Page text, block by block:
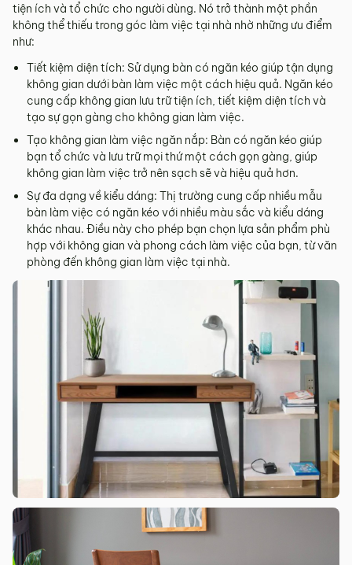
tiện ích và tổ chức cho người dùng. Nó trở thành một phần
không thể thiếu trong góc làm việc tại nhà nhờ những ưu điểm
như:
Tiết kiệm diện tích: Sử dụng bàn có ngăn kéo giúp tận dụng
không gian dưới bàn làm việc một cách hiệu quả. Ngăn kéo
cung cấp không gian lưu trữ tiện ích, tiết kiệm diện tích và
tạo sự gọn gàng cho không gian làm việc.
Tạo không gian làm việc ngăn nắp: Bàn có ngăn kéo giúp
bạn tổ chức và lưu trữ mọi thứ một cách gọn gàng, giúp
không gian làm việc trở nên sạch sẽ và hiệu quả hơn.
Sự đa dạng về kiểu dáng: Thị trường cung cấp nhiều mẫu
bàn làm việc có ngăn kéo với nhiều màu sắc và kiểu dáng
khác nhau. Điều này cho phép bạn chọn lựa sản phẩm phù
hợp với không gian và phong cách làm việc của bạn, từ văn
phòng đến không gian làm việc tại nhà.